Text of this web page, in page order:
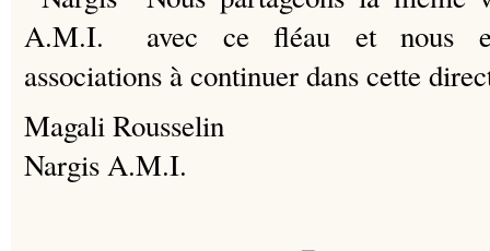
avec ce fléau et nous
associations à continuer dans cette
Magali Rousselin
Nargis A.M.I.